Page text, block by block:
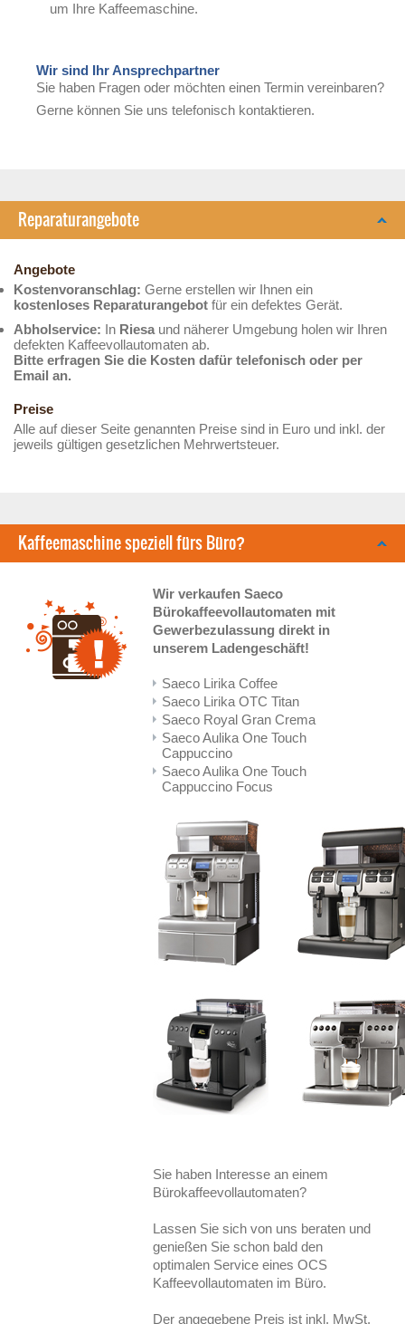
um Ihre Kaffeemaschine.
Wir sind Ihr Ansprechpartner
Sie haben Fragen oder möchten einen Termin vereinbaren?
Gerne können Sie uns telefonisch kontaktieren.
Reparaturangebote
Angebote
Kostenvoranschlag: Gerne erstellen wir Ihnen ein
kostenloses Reparaturangebot für ein defektes Gerät.
Abholservice: In Riesa und näherer Umgebung holen wir Ihren
defekten Kaffeevollautomaten ab.
Bitte erfragen Sie die Kosten dafür telefonisch oder per
Email an.
Preise
Alle auf dieser Seite genannten Preise sind in Euro und inkl. der
jeweils gültigen gesetzlichen Mehrwertsteuer.
Kaffeemaschine speziell fürs Büro?
Wir verkaufen Saeco
Bürokaffeevollautomaten mit
Gewerbezulassung direkt in
unserem Ladengeschäft!
Saeco Lirika Coffee
Saeco Lirika OTC Titan
Saeco Royal Gran Crema
Saeco Aulika One Touch
Cappuccino
Saeco Aulika One Touch
Cappuccino Focus
Sie haben Interesse an einem
Bürokaffeevollautomaten?
Lassen Sie sich von uns beraten und
genießen Sie schon bald den
optimalen Service eines OCS
Kaffeevollautomaten im Büro.
Der angegebene Preis ist inkl. MwSt.